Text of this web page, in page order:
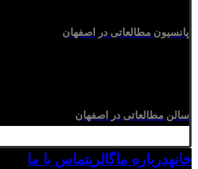
پانسیون مطالعاتی در اصفهان
سالن مطالعاتی در اصفهان
خانهدرباره ماگالریتماس با ما